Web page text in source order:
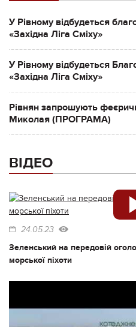
У Рівному відбудеться
«Західна Ліга Сміху»
У Рівному відбудеться
«Західна Ліга Сміху»
Рівнян запрошують
Миколая (ПРОГРАМА)
ВІДЕО
24.05.23
Зеленський на передовій
морської піхоти